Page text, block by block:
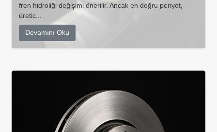
fren hidroliği değişimi önerilir. Ancak en doğru periyot,
üretic...
Devamını Oku